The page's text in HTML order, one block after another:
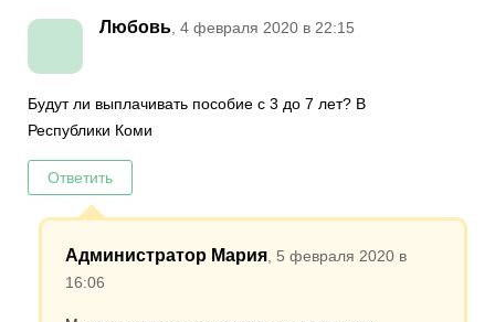
Любовь, 4 февраля 2020 в 22:15
Будут ли выплачивать пособие с 3 до 7 лет? В
Республики Коми
Ответить
Администратор Мария, 5 февраля 2020 в
16:06